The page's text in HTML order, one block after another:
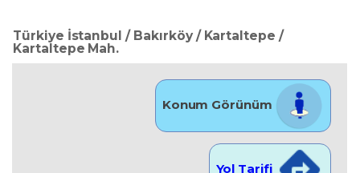
Türkiye İstanbul / Bakırköy/ Kartaltepe /
Kartaltepe Mah.
Konum Görünüm
Yol Tarifi